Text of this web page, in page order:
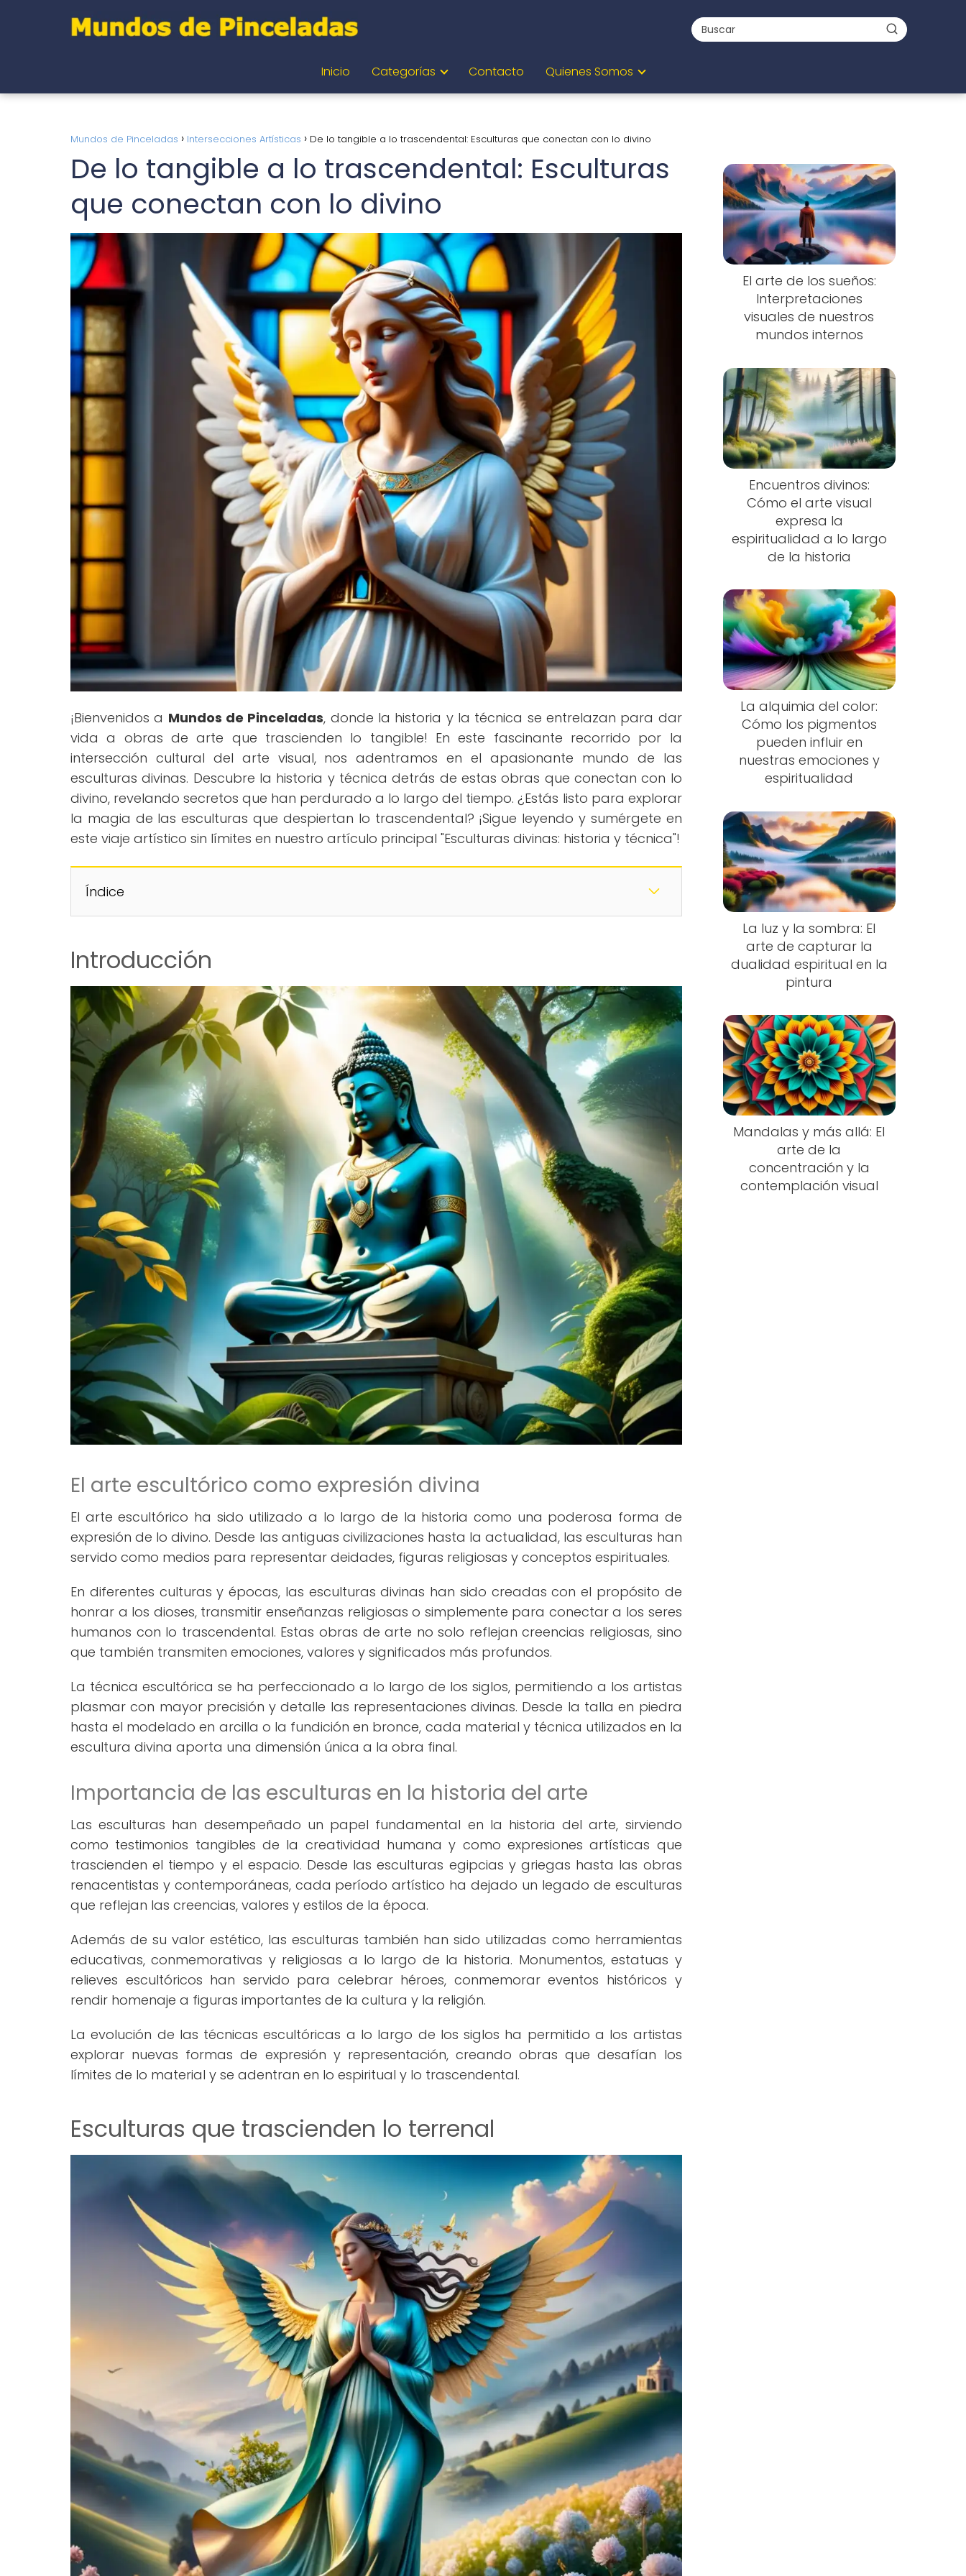
Inicio Categorías Contacto Quienes Somos
Mundos de Pinceladas Intersecciones Artísticas De lo tangible a lo trascendental: Esculturas que conectan con lo divino
De lo tangible a lo trascendental: Esculturas
que conectan con lo divino
¡Bienvenidos a Mundos de Pinceladas, donde la historia y la técnica se entrelazan para dar
vida a obras de arte que trascienden lo tangible! En este fascinante recorrido por la
intersección cultural del arte visual, nos adentramos en el apasionante mundo de las
esculturas divinas. Descubre la historia y técnica detrás de estas obras que conectan con lo
divino, revelando secretos que han perdurado a lo largo del tiempo. ¿Estás listo para explorar
la magia de las esculturas que despiertan lo trascendental? ¡Sigue leyendo y sumérgete en
este viaje artístico sin límites en nuestro artículo principal "Esculturas divinas: historia y técnica"!
Índice
Introducción
El arte escultórico como expresión divina
El arte escultórico ha sido utilizado a lo largo de la historia como una poderosa forma de
expresión de lo divino. Desde las antiguas civilizaciones hasta la actualidad, las esculturas han
servido como medios para representar deidades, figuras religiosas y conceptos espirituales.
En diferentes culturas y épocas, las esculturas divinas han sido creadas con el propósito de
honrar a los dioses, transmitir enseñanzas religiosas o simplemente para conectar a los seres
humanos con lo trascendental. Estas obras de arte no solo reflejan creencias religiosas, sino
que también transmiten emociones, valores y significados más profundos.
La técnica escultórica se ha perfeccionado a lo largo de los siglos, permitiendo a los artistas
plasmar con mayor precisión y detalle las representaciones divinas. Desde la talla en piedra
hasta el modelado en arcilla o la fundición en bronce, cada material y técnica utilizados en la
escultura divina aporta una dimensión única a la obra final.
Importancia de las esculturas en la historia del arte
Las esculturas han desempeñado un papel fundamental en la historia del arte, sirviendo
como testimonios tangibles de la creatividad humana y como expresiones artísticas que
trascienden el tiempo y el espacio. Desde las esculturas egipcias y griegas hasta las obras
renacentistas y contemporáneas, cada período artístico ha dejado un legado de esculturas
que reflejan las creencias, valores y estilos de la época.
Además de su valor estético, las esculturas también han sido utilizadas como herramientas
educativas, conmemorativas y religiosas a lo largo de la historia. Monumentos, estatuas y
relieves escultóricos han servido para celebrar héroes, conmemorar eventos históricos y
rendir homenaje a figuras importantes de la cultura y la religión.
La evolución de las técnicas escultóricas a lo largo de los siglos ha permitido a los artistas
explorar nuevas formas de expresión y representación, creando obras que desafían los
límites de lo material y se adentran en lo espiritual y lo trascendental.
Esculturas que trascienden lo terrenal
El arte de los sueños:
Interpretaciones
visuales de nuestros
mundos internos
Encuentros divinos:
Cómo el arte visual
expresa la
espiritualidad a lo largo
de la historia
La alquimia del color:
Cómo los pigmentos
pueden influir en
nuestras emociones y
espiritualidad
La luz y la sombra: El
arte de capturar la
dualidad espiritual en la
pintura
Mandalas y más allá: El
arte de la
concentración y la
contemplación visual